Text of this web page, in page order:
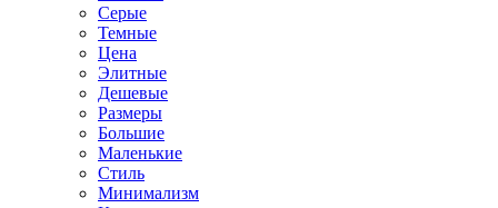
Серые
Темные
Цена
Элитные
Дешевые
Размеры
Большие
Маленькие
Стиль
Минимализм